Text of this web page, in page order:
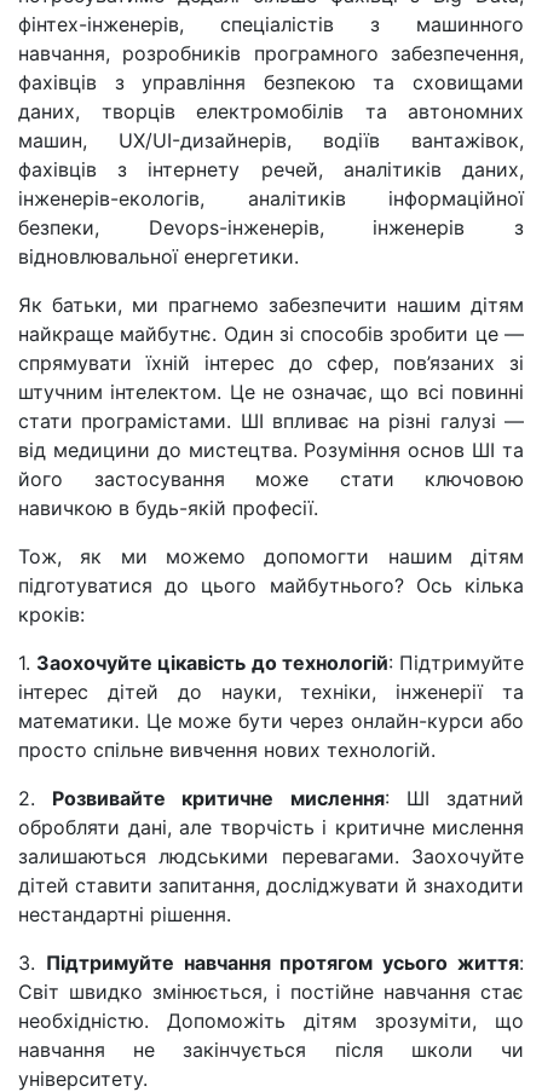
фінтех-інженерів, спеціалістів з машинного
навчання, розробників програмного забезпечення,
фахівців з управління безпекою та сховищами
даних, творців електромобілів та автономних
машин, UX/UI-дизайнерів, водіїв вантажівок,
фахівців з інтернету речей, аналітиків даних,
інженерів-екологів, аналітиків інформаційної
безпеки, Devops-інженерів, інженерів з
відновлювальної енергетики.
Як батьки, ми прагнемо забезпечити нашим дітям
найкраще майбутнє. Один зі способів зробити це —
спрямувати їхній інтерес до сфер, пов’язаних зі
штучним інтелектом. Це не означає, що всі повинні
стати програмістами. ШІ впливає на різні галузі —
від медицини до мистецтва. Розуміння основ ШІ та
його застосування може стати ключовою
навичкою в будь-якій професії.
Тож, як ми можемо допомогти нашим дітям
підготуватися до цього майбутнього? Ось кілька
кроків:
1. Заохочуйте цікавість до технологій: Підтримуйте
інтерес дітей до науки, техніки, інженерії та
математики. Це може бути через онлайн-курси або
просто спільне вивчення нових технологій.
2. Розвивайте критичне мислення: ШІ здатний
обробляти дані, але творчість і критичне мислення
залишаються людськими перевагами. Заохочуйте
дітей ставити запитання, досліджувати й знаходити
нестандартні рішення.
3. Підтримуйте навчання протягом усього життя:
Світ швидко змінюється, і постійне навчання стає
необхідністю. Допоможіть дітям зрозуміти, що
навчання не закінчується після школи чи
університету.